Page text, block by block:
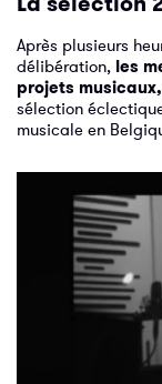
Après plusieurs
délibération, les
projets
sélection
musicale en